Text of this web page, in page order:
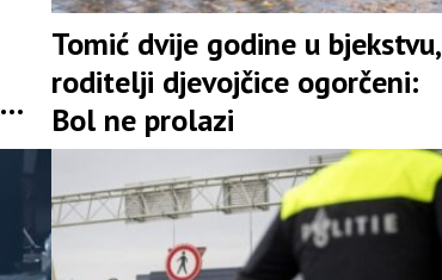
Tomić dvije godine u bjekstvu,
roditelji djevojčice ogorčeni:
Bol ne prolazi